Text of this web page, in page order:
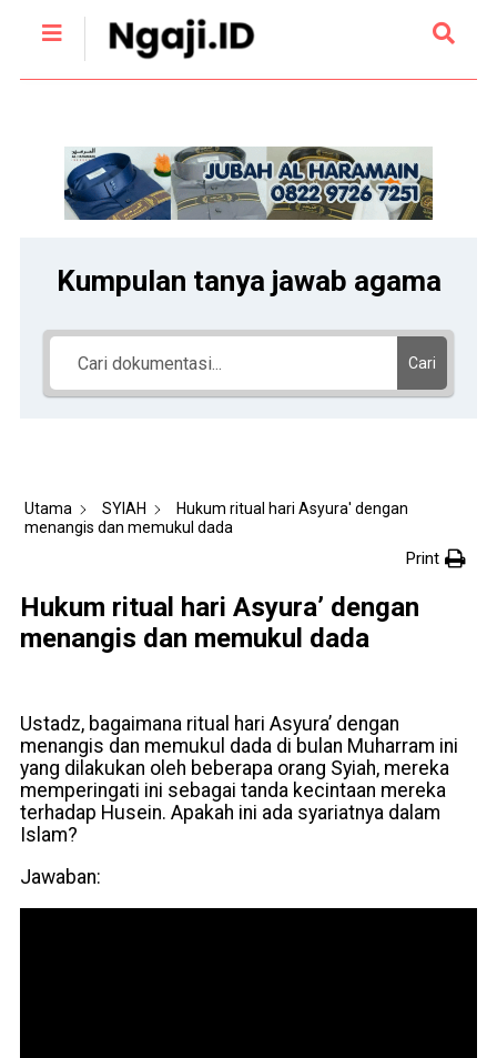
Kumpulan tanya jawab agama
Cari
Utama SYIAH
Hukum ritual hari Asyura' dengan
menangis dan memukul dada
Print
Hukum ritual hari Asyura’ dengan
menangis dan memukul dada
Ustadz, bagaimana ritual hari Asyura’ dengan
menangis dan memukul dada di bulan Muharram ini
yang dilakukan oleh beberapa orang Syiah, mereka
memperingati ini sebagai tanda kecintaan mereka
terhadap Husein. Apakah ini ada syariatnya dalam
Islam?
Jawaban: